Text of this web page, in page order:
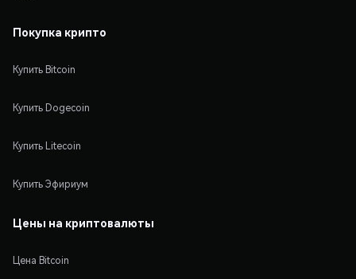
Покупка крипто
Купить Bitcoin
Купить Dogecoin
Купить Litecoin
Купить Эфириум
Цены на криптовалюты
Цена Bitcoin